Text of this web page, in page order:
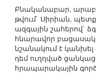
Բնականաբար,
թվում` Սիրիան,
ազգային շահերով`
հնարավոր
նշանակում է
դեմ ուղղված
հրապարակային